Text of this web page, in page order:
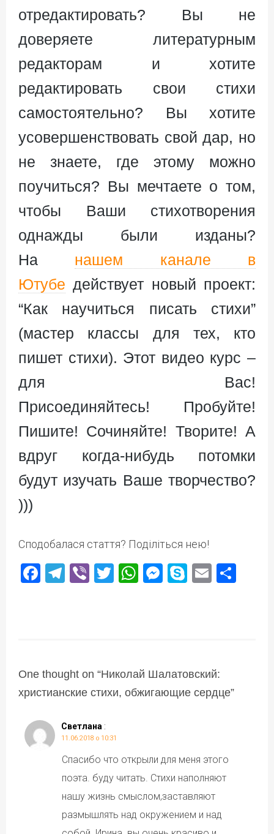
отредактировать? Вы не
доверяете литературным
редакторам и хотите
редактировать свои стихи
самостоятельно? Вы хотите
усовершенствовать свой дар, но
не знаете, где этому можно
поучиться? Вы мечтаете о том,
чтобы Ваши стихотворения
однажды были изданы?
На нашем канале в
Ютубе действует новый проект:
“Как научиться писать стихи”
(мастер классы для тех, кто
пишет стихи). Этот видео курс –
для Вас!
Присоединяйтесь! Пробуйте!
Пишите! Сочиняйте! Творите! А
вдруг когда-нибудь потомки
будут изучать Ваше творчество?
)))
Сподобалася стаття? Поділіться нею!
Facebook
Telegram
ViberTwitterWhatsApp
Messenger
SkypeEmail
One thought on “Николай Шалатовский:
христианские стихи, обжигающие сердце”
Светлана :
11.06.2018 о 10:31
Спасибо что открыли для меня этого
поэта. буду читать. Стихи наполняют
нашу жизнь смыслом,заставляют
размышлять над окружением и над